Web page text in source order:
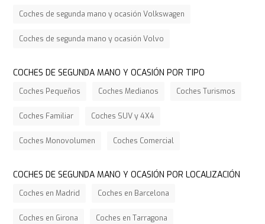
Coches de segunda mano y ocasión Volkswagen
Coches de segunda mano y ocasión Volvo
COCHES DE SEGUNDA MANO Y OCASIÓN POR TIPO
Coches Pequeños Coches Medianos Coches Turismos
Coches Familiar Coches SUV y 4X4
Coches Monovolumen Coches Comercial
COCHES DE SEGUNDA MANO Y OCASIÓN POR LOCALIZACIÓN
Coches en Madrid Coches en Barcelona
Coches en Girona Coches en Tarragona